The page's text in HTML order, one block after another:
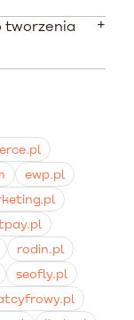
aby nie
i
tworzenia
typu
świetnie
czy Visao.
ewp.pl
rodin.pl
seofly.pl